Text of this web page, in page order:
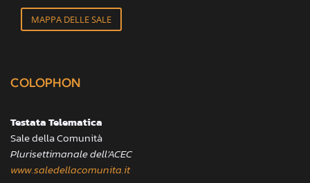
MAPPA DELLE SALE
COLOPHON
Testata Telematica
Sale della Comunità
Plurisettimanale dell’ACEC
www.saledellacomunita.it